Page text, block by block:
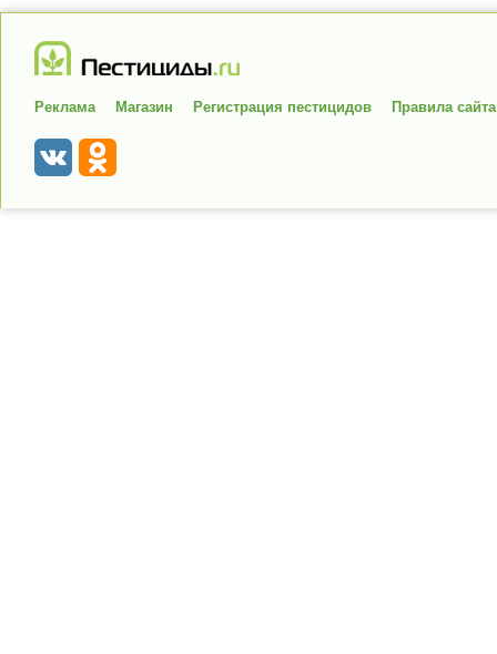
Реклама Магазин Регистрация пестицидов Правила сайта